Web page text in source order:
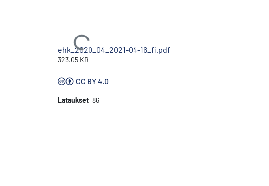
Ladataan...
ehk_2020_04_2021-04-16_fi.pdf
323.05 KB
CC BY 4.0
Lataukset 86